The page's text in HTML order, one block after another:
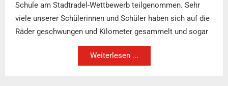
Schule am Stadtradel-Wettbewerb teilgenommen. Sehr
viele unserer Schülerinnen und Schüler haben sich auf die
Räder geschwungen und Kilometer gesammelt und sogar
Weiterlesen ...